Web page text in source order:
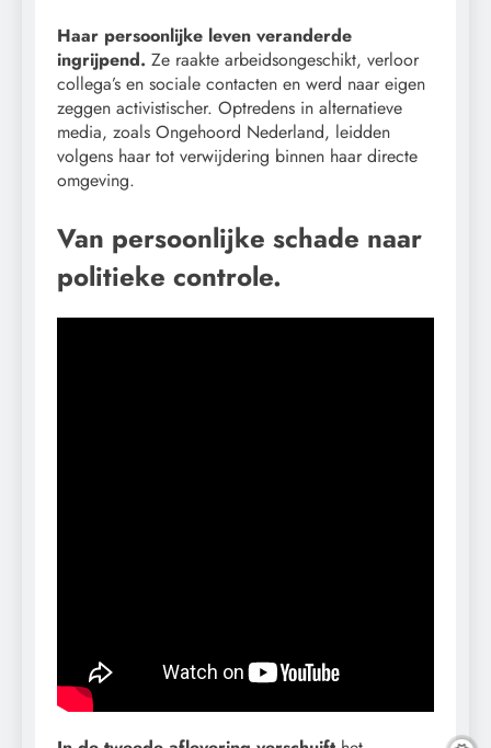
Haar persoonlijke leven veranderde
ingrijpend. Ze raakte arbeidsongeschikt, verloor
collega’s en sociale contacten en werd naar eigen
zeggen activistischer. Optredens in alternatieve
media, zoals Ongehoord Nederland, leidden
volgens haar tot verwijdering binnen haar directe
omgeving.
Van persoonlijke schade naar
politieke controle.